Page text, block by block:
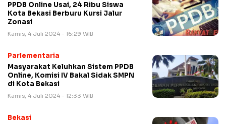
PPDB Online Usai, 24 Ribu Siswa
Kota Bekasi Berburu Kursi Jalur
Zonasi
Kamis, 4 Juli 2024 - 16:29 WIB
Parlementaria
Masyarakat Keluhkan Sistem PPDB
Online, Komisi IV Bakal Sidak SMPN
di Kota Bekasi
Kamis, 4 Juli 2024 - 12:33 WIB
Bekasi